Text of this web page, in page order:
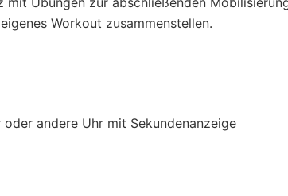
Workout zusammenstellen.
andere Uhr mit Sekundenanzeige